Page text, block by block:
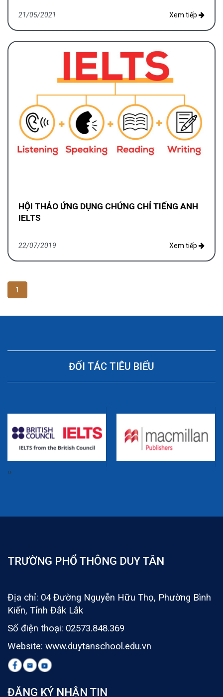
21/05/2021 Xem tiếp
HỘI THẢO ỨNG DỤNG CHỨNG CHỈ TIẾNG ANH
IELTS
22/07/2019 Xem tiếp
1
ĐỐI TÁC TIÊU BIỂU
‹›
TRƯỜNG PHỔ THÔNG DUY TÂN
Địa chỉ: 04 Đường Nguyễn Hữu Thọ, Phường Bình
Kiến, Tỉnh Đắk Lắk
Số điện thoại: 02573.848.369
Website: www.duytanschool.edu.vn
ĐĂNG KÝ NHẬN TIN